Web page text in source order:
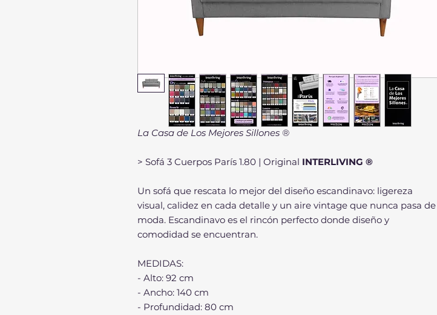
La Casa de Los Mejores Sillones ®
> Sofá 3 Cuerpos París 1.80 | Original INTERLIVING ®
Un sofá que rescata lo mejor del diseño escandinavo: ligereza
visual, calidez en cada detalle y un aire vintage que nunca pasa de
moda. Escandinavo es el rincón perfecto donde diseño y
comodidad se encuentran.
MEDIDAS:
- Alto: 92 cm
- Ancho: 140 cm
- Profundidad: 80 cm